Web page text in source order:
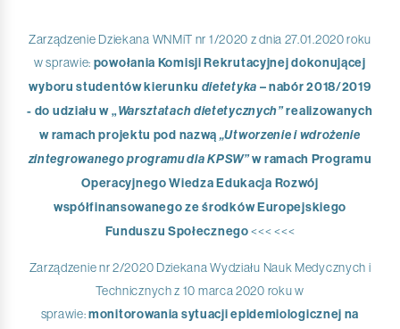
Zarządzenie Dziekana WNMiT nr 1/2020 z dnia 27.01.2020 roku
w sprawie: powołania Komisji Rekrutacyjnej dokonującej
wyboru studentów kierunku dietetyka – nabór 2018/2019
- do udziału w „Warsztatach dietetycznych”realizowanych
w ramach projektu pod nazwą„Utworzenie i wdrożenie
zintegrowanego programu dla KPSW”w ramach Programu
Operacyjnego Wiedza Edukacja Rozwój
współfinansowanego ze środków Europejskiego
Funduszu Społecznego<<< <<<
Zarządzenie nr 2/2020 Dziekana Wydziału Nauk Medycznych i
Technicznych z 10 marca 2020 roku w
sprawie:monitorowania sytuacji epidemiologicznej na